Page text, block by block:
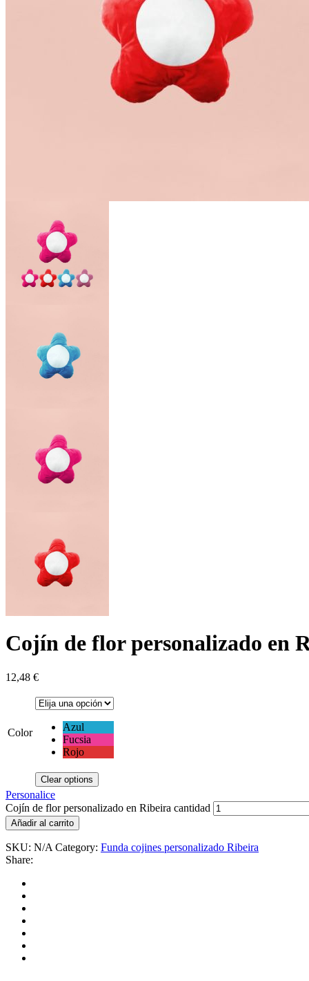
Cojín de flor personalizado en
12,48 €
Color
Azul
Fucsia
Rojo
Clear options
Personalice
Cojín de flor personalizado en Ribeira cantidad
Añadir al carrito
SKU: N/A Category: Funda cojines personalizado Ribeira
Share: